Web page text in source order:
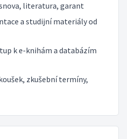
literatura, garant
a studijní materiály od
k e-knihám a databázím
zkušební termíny,